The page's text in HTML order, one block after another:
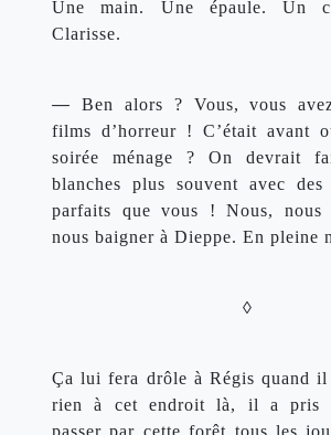
Une main. Une épaule. Un
Clarisse.
—
Ben alors ? Vous, vous
films d’horreur ! C’était avant
soirée ménage ? On devrait
blanches plus souvent avec des
parfaits que vous ! Nous, nous
nous baigner à Dieppe. En pleine
◊
Ça lui fera drôle à Régis quand il
rien à cet endroit là, il a pris
passer par cette forêt tous les